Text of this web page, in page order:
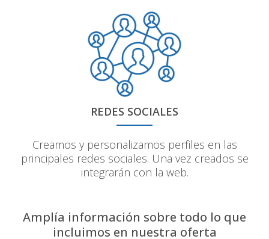
REDES SOCIALES
Creamos y personalizamos perfiles en las
principales redes sociales. Una vez creados se
integrarán con la web.
Amplía información sobre todo lo que
incluimos en nuestra oferta